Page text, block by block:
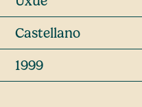
Castellano
1999